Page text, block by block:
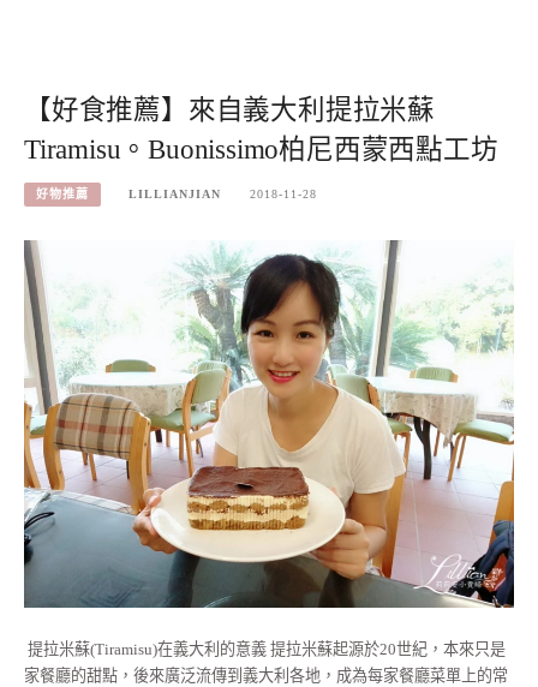
【好食推薦】來自義大利提拉米蘇
Tiramisu。Buonissimo柏尼西蒙西點工坊
好物推薦 LILLIANJIAN 2018-11-28
​ 提拉米蘇(Tiramisu)在義大利的意義 提拉米蘇起源於20世紀，本來只是
家餐廳的甜點，後來廣泛流傳到義大利各地，成為每家餐廳菜單上的常